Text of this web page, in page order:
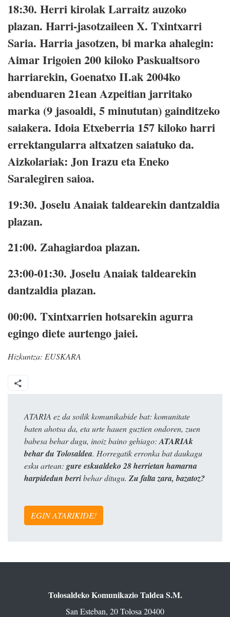
18:30. Herri kirolak Larraitz auzoko
plazan. Harri-jasotzaileen X. Txintxarri
Saria. Harria jasotzen, bi marka ahalegin:
Aimar Irigoien 200 kiloko Paskualtsoro
harriarekin, Goenatxo II.ak 2004ko
abenduaren 21ean Azpeitian jarritako
marka (9 jasoaldi, 5 minututan) gainditzeko
saiakera. Idoia Etxeberria 157 kiloko harri
errektangularra altxatzen saiatuko da.
Aizkolariak: Jon Irazu eta Eneko
Saralegiren saioa.
19:30. Joselu Anaiak taldearekin dantzaldia
plazan.
21:00. Zahagiardoa plazan.
23:00-01:30. Joselu Anaiak taldearekin
dantzaldia plazan.
00:00. Txintxarrien hotsarekin agurra
egingo diete aurtengo jaiei.
Hizkuntza: EUSKARA
ATARIA ez da soilik komunikabide bat: komunitate
baten ahotsa da, eta urte hauen guztien ondoren, zuen
babesa behar dugu, inoiz baino gehiago:ATARIAk
behar du Tolosaldea. Horregatik erronka bat daukagu
esku artean: gure eskualdeko 28 herrietan hamarna
harpidedun berribehar ditugu. Zu falta zara, bazatoz?
EGIN ATARIKIDE!
Tolosaldeko Komunikazio Taldea S.M.
San Esteban, 20 Tolosa 20400